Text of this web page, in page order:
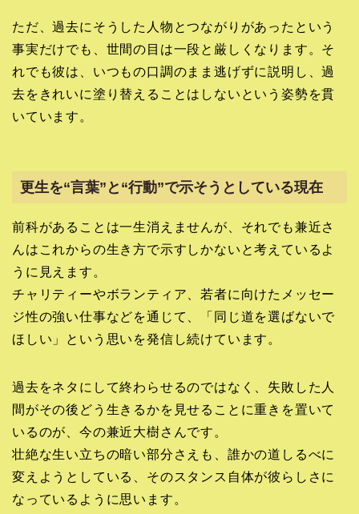
ただ、過去にそうした人物とつながりがあったという
事実だけでも、世間の目は一段と厳しくなります。そ
れでも彼は、いつもの口調のまま逃げずに説明し、過
去をきれいに塗り替えることはしないという姿勢を貫
いています。
更生を“言葉”と“行動”で示そうとしている現在
前科があることは一生消えませんが、それでも兼近さ
んはこれからの生き方で示すしかないと考えているよ
うに見えます。
チャリティーやボランティア、若者に向けたメッセー
ジ性の強い仕事などを通じて、「同じ道を選ばないで
ほしい」という思いを発信し続けています。
過去をネタにして終わらせるのではなく、失敗した人
間がその後どう生きるかを見せることに重きを置いて
いるのが、今の兼近大樹さんです。
壮絶な生い立ちの暗い部分さえも、誰かの道しるべに
変えようとしている、そのスタンス自体が彼らしさに
なっているように思います。